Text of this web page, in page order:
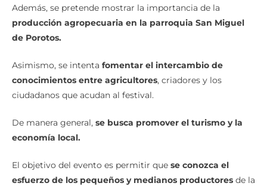
Además, se pretende mostrar la importancia de la
producción agropecuaria en la parroquia San Miguel
de Porotos.
Asimismo, se intenta fomentar el intercambio de
conocimientos entre agricultores, criadores y los
ciudadanos que acudan al festival.
De manera general, se busca promover el turismo y la
economía local.
El objetivo del evento es permitir que se conozca el
esfuerzo de los pequeños y medianos productores de la